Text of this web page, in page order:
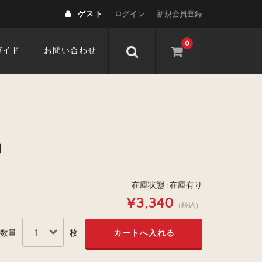
ゲスト ログイン 新規会員登録
0
ド お問い合わせ
在庫状態 : 在庫有り
¥3,340 （税込）
数量 枚